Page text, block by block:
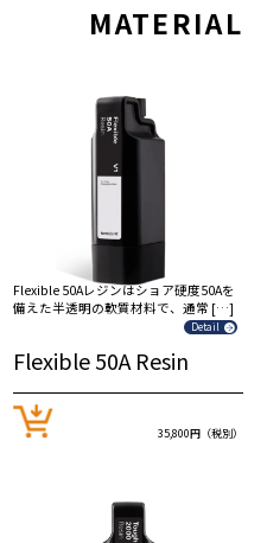
MATERIAL
Flexible 50Aレジンはショア硬度50Aを
備えた半透明の軟質材料で、通常 […]
Detail
Flexible 50A Resin
35,800円（税別）